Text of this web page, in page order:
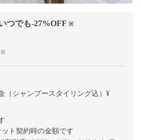
つでも-27%OFF ※
※
（シャンプースタイリング込）¥
ト契約時の金額です